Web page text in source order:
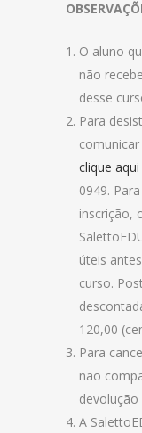
O aluno
não
desse
Para
clique aqui
0949.
inscrição,
úteis
curso.
120,00
Para
não
A